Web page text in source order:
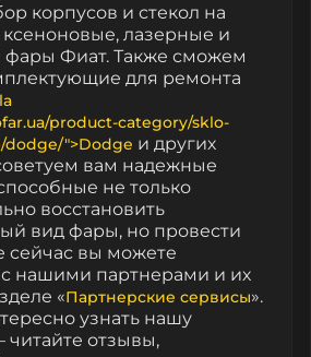
корпусов и стекол на
лазерные и
фары Фиат. Также сможем
для ремонта
product-category/sklo-
dodge/">Dodge и других
вам надежные
не только
восстановить
вид фары, но провести
сейчас вы можете
с нашими партнерами и их
«Партнерские сервисы».
узнать нашу
читайте отзывы,